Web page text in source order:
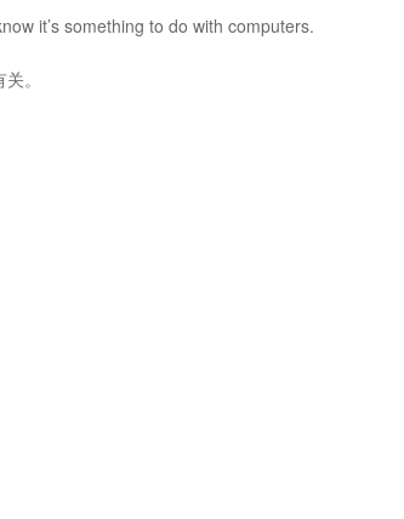
it’s something to do with computers.
。